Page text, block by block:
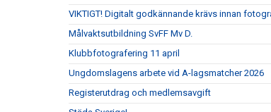
VIKTIGT! Digitalt godkännande krävs innan
Målvaktsutbildning SvFF Mv D.
Klubbfotografering 11 april
Ungdomslagens arbete vid A-lagsmatcher 2026
Registerutdrag och medlemsavgift